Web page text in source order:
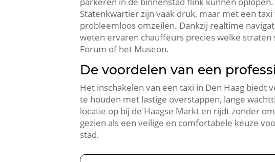
Statenkwartier zijn vaak druk, maar met een
probleemloos omzeilen. Dankzij realtime
weten ervaren chauffeurs precies welke
Forum of het Museon.
De voordelen van een
Het inschakelen van een taxi in Den Haag
te houden met lastige overstappen, lange
locatie op bij de Haagse Markt en rijdt zonder
gezien als een veilige en comfortabele keuze
stad.